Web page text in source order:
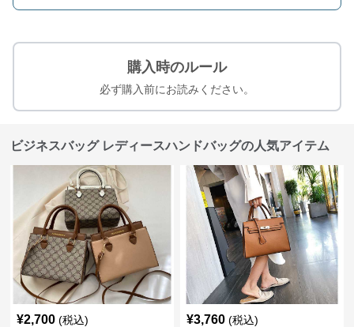
購入時のルール
必ず購入前にお読みください。
ビジネスバッグ レディースハンドバッグの人気アイテム
¥2,700 (税込) ¥3,760 (税込)